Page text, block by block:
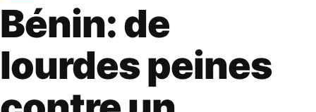
Bénin: de
lourdes peines